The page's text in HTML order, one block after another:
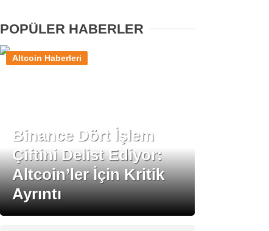
POPÜLER HABERLER
Binance Dört İşlem
Çiftini Delist Ediyor:
Altcoin’ler İçin Kritik
Ayrıntı
Altcoin Haberleri